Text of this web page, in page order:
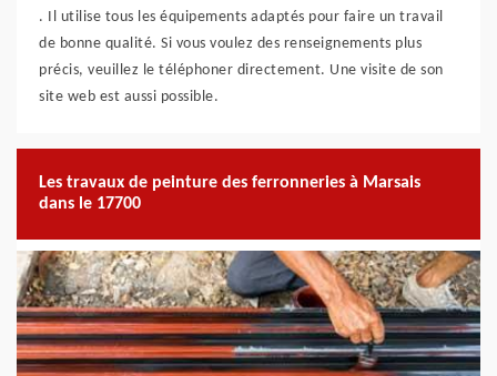
. Il utilise tous les équipements adaptés pour faire un travail
de bonne qualité. Si vous voulez des renseignements plus
précis, veuillez le téléphoner directement. Une visite de son
site web est aussi possible.
Les travaux de peinture des ferronneries à Marsais
dans le 17700